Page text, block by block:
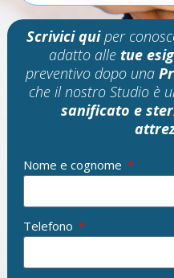
Scrivici quiper
adatto alle tue
preventivo dopo una
che il nostro Studio è
sanificato e
Nome e cognome
Telefono